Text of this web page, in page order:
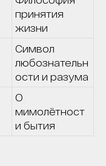
принятия
жизни
Символ
любознательн
ости и разума
О
мимолётност
и бытия